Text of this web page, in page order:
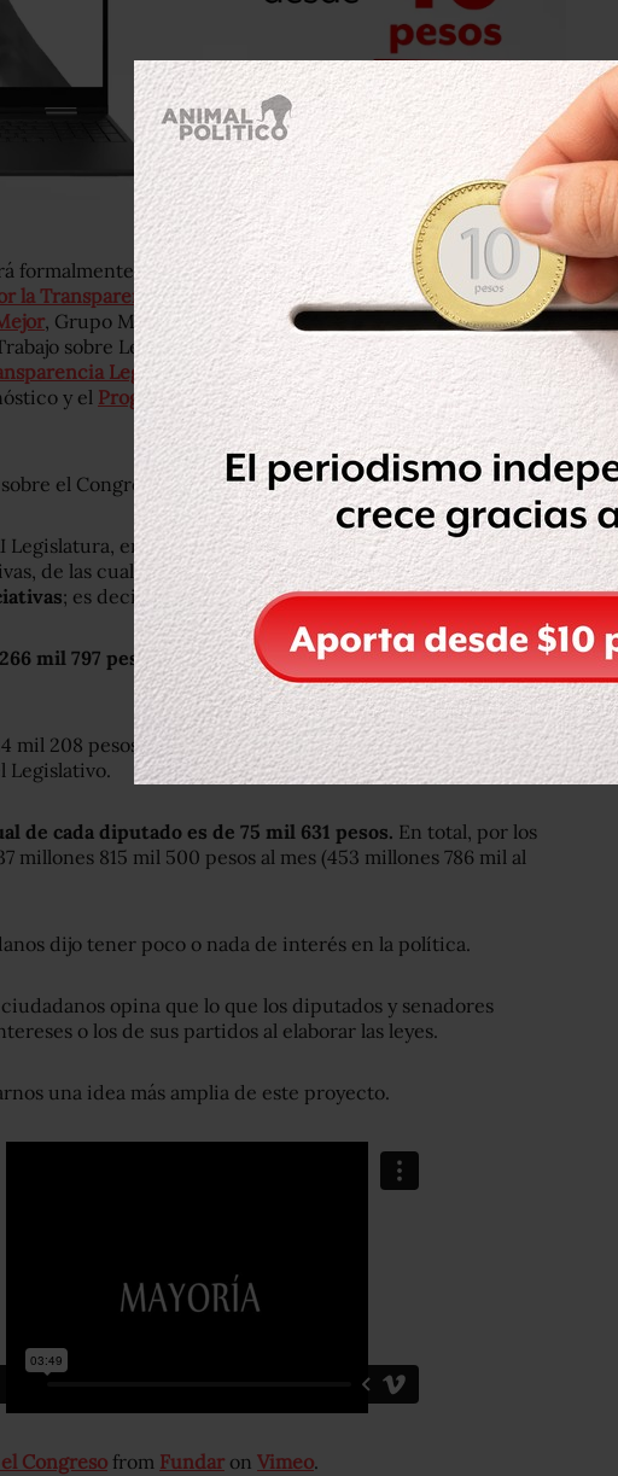
formalmentepresentado en sociedad en septiembrea
la Transparencia,Coalición por la Salud de las Mujeres,
, Grupo Mexicano de Financiamiento para Cambio
sobre Legislación y Política Migratoria,
México
Legislativa, Comité Coordinador para la
y el Programa de Derechos Humanos del Distrito
el Congreso compartidas por esta nueva curul:
Legislatura, en la Cámara de Diputados se presentaron en
de las cuales se dictaminaron 298, el 12.4%. De ese total,
; es decir, el 8.2%.
mil 797 pesoses elpresupuesto totalasignado para el
mil 208 pesos corresponden a la Cámara de Diputados; esto
Legislativo.
de cada diputado es de 75 mil 631 pesos. En total, por los
millones 815 mil 500 pesos al mes (453 millones 786 mil al
dijo tener poco o nada de interés en la política.
opina que lo que los diputados y senadores
o los de sus partidos al elaborar las leyes.
una idea más amplia de este proyecto.
Congreso from Fundar on Vimeo.